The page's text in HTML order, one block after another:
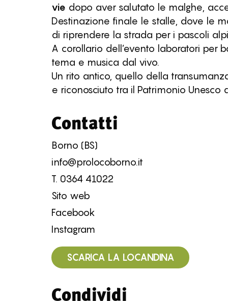
vie dopo aver salutato le malghe,
Destinazione finale le stalle, dove le
di riprendere la strada per i pascoli
A corollario dell’evento laboratori per
tema e musica dal vivo.
Un rito antico, quello della
e riconosciuto tra il Patrimonio Unesco
Contatti
Borno (BS)
info@prolocoborno.it
T. 0364 41022
Sito web
Facebook
Instagram
SCARICA LA LOCANDINA
Condividi